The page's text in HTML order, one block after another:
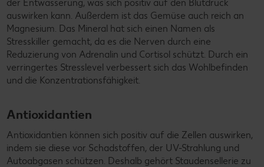
der Entwässerung, was sich positiv auf den Blutdruck
auswirken kann. Außerdem ist das Gemüse auch reich an
Magnesium. Das Mineral hat sich einen Namen als
Stresskiller gemacht, da es die Nerven durch eine
Reduzierung von Adrenalin und Cortisol schützt. Durch ein
verringertes Stresslevel verbessert sich das Wohlbefinden
und die Konzentrationsfähigkeit.
Antioxidantien
Antioxidantien können sich positiv auf die Zellen auswirken,
indem sie diese vor Schadstoffen, der UV-Strahlung und
Autoabgasen schützen. Deshalb gehört Staudensellerie zu